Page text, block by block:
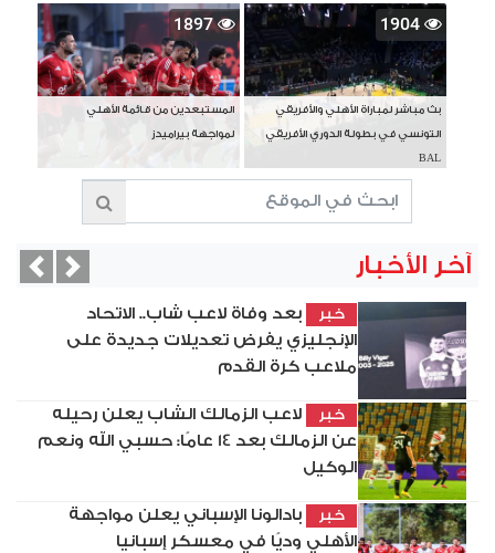
1904
بث مباشر لمباراة الأهلي والأفريقي
التونسي في بطولة الدوري الأفريقي
BAL
1897
المستبعدين من قائمة الأهلي
لمواجهة بيراميدز
آخر الأخبار
خبر
بعد وفاة لاعب شاب.. الاتحاد
الإنجليزي يفرض تعديلات جديدة على
ملاعب كرة القدم
خبر
لاعب الزمالك الشاب يعلن رحيله
عن الزمالك بعد 14 عامًا: حسبي الله ونعم
الوكيل
خبر
بادالونا الإسباني يعلن مواجهة
الأهلي وديًا في معسكر إسبانيا
Next